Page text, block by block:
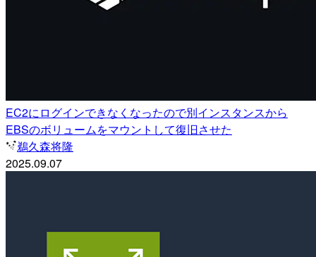
EC2にログインできなくなったので別インスタンスから
EBSのボリュームをマウントして復旧させた
鵜久森将隆
2025.09.07